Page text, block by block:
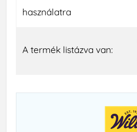
használatra
A termék listázva van: